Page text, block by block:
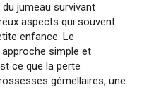
jumeau survivant
aspects qui souvent
enfance. Le
simple et
ce que la perte
gémellaires, une